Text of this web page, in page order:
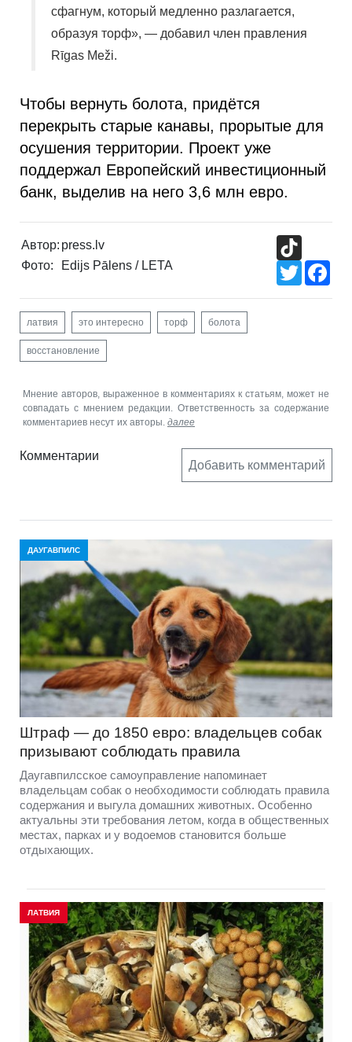
сфагнум, который медленно разлагается,
образуя торф», — добавил член правления
Rīgas Meži.
Чтобы вернуть болота, придётся
перекрыть старые канавы, прорытые для
осушения территории. Проект уже
поддержал Европейский инвестиционный
банк, выделив на него 3,6 млн евро.
Автор: press.lv
Фото:
Edijs Pālens / LETA
Twitter
латвия это интересно торф болота
восстановление
Мнение авторов, выраженное в комментариях к статьям, может не
совпадать с мнением редакции. Ответственность за содержание
комментариев несут их авторы. далее
Комментарии
Добавить комментарий
ДАУГАВПИЛС
Штраф — до 1850 евро: владельцев собак
призывают соблюдать правила
Даугавпилсское самоуправление напоминает
владельцам собак о необходимости соблюдать правила
содержания и выгула домашних животных. Особенно
актуальны эти требования летом, когда в общественных
местах, парках и у водоемов становится больше
отдыхающих.
ЛАТВИЯ